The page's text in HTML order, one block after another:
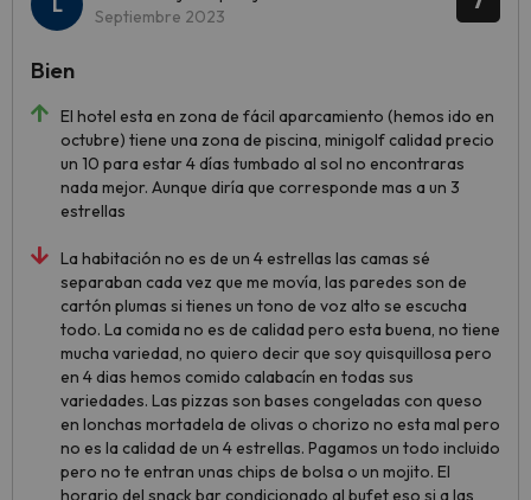
Septiembre 2023
El hotel esta en zona de fácil aparcamiento (hemos ido en
octubre) tiene una zona de piscina, minigolf calidad precio
un 10 para estar 4 días tumbado al sol no encontraras
nada mejor. Aunque diría que corresponde mas a un 3
estrellas
La habitación no es de un 4 estrellas las camas sé
separaban cada vez que me movía, las paredes son de
cartón plumas si tienes un tono de voz alto se escucha
todo. La comida no es de calidad pero esta buena, no tiene
mucha variedad, no quiero decir que soy quisquillosa pero
en 4 dias hemos comido calabacín en todas sus
variedades. Las pizzas son bases congeladas con queso
en lonchas mortadela de olivas o chorizo no esta mal pero
no es la calidad de un 4 estrellas. Pagamos un todo incluido
pero no te entran unas chips de bolsa o un mojito. El
horario del snack bar condicionado al bufet eso si a las
Bien